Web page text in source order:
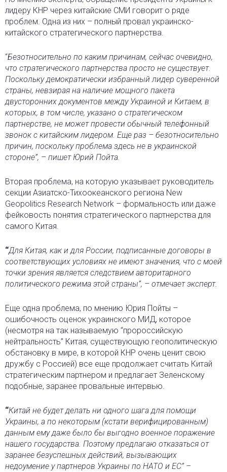
лидеру КНР через китайские СМИ говорит о ряде
проблем. Одна из них – полный провал украинско-
китайского стратегического партнерства.
“Безотносительно по каким причинам, сейчас очевидно,
что стратегического партнерства просто не существует.
Поскольку демократически избранный лидер суверенной
страны, невзирая на наличие мощного пакета
двусторонних документов между Украиной и Китаем, в
которых, в том числе, указано о стратегическом
партнерстве, не может провести обычный телефонный
звонок с китайским лидером. Еще раз – безотносительно
причин, поскольку проблема здесь не в украинской
стороне”, – пишет Юрий Пойта.
Вторая проблема, на которую указывает руководитель
секции Азиатско-Тихоокеанского региона New
Geopolitics Research Network – формальность или даже
фейковость понятия стратегического партнерства для
самого Китая.
“Для Китая, как и для России, подписанные договоры в
соответствующих условиях не имеют значения, что с моей
точки зрения является следствием авторитарного
политического режима этой страны”, – отмечает эксперт.
Еще одна проблема, по мнению Юрия Пойты –
ошибочность оценок украинского МИД, которое
(несмотря на так называемую “пророссийскую
нейтральность” Китая, существующую геополитическую
обстановку в мире, в которой КНР очень ценит свою
дружбу с Россией) все еще продолжает считать Китай
стратегическим партнером и предлагает Зеленскому
подобные, заранее провальные интервью.
“Китай не будет делать ни одного шага для помощи
Украины, а по некоторым (кстати верифицированным)
данным ему даже было бы выгодно военное поражение
нашего государства. Поэтому предлагаю отказаться от
заранее безуспешных действий, вызывающих
недоумение у партнеров Украины по НАТО и ЕС” –